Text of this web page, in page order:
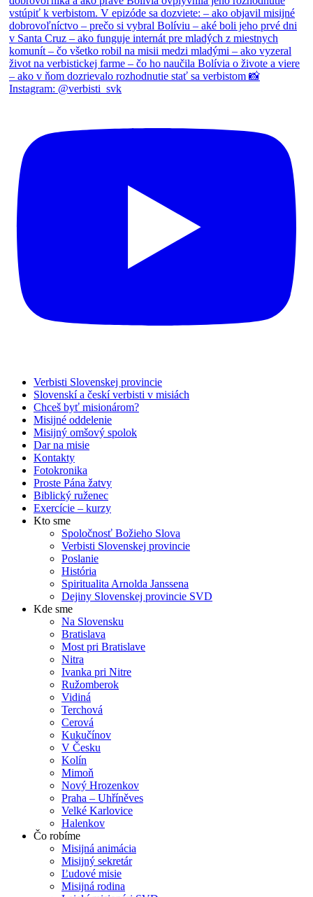
Verbisti Slovenskej provincie
Slovenskí a českí verbisti v misiách
Chceš byť misionárom?
Misijné oddelenie
Misijný omšový spolok
Dar na misie
Kontakty
Fotokronika
Proste Pána žatvy
Biblický ruženec
Exercície – kurzy
Kto sme
Spoločnosť Božieho Slova
Verbisti Slovenskej provincie
Poslanie
História
Spiritualita Arnolda Janssena
Dejiny Slovenskej provincie SVD
Kde sme
Na Slovensku
Bratislava
Most pri Bratislave
Nitra
Ivanka pri Nitre
Ružomberok
Vidiná
Terchová
Cerová
Kukučínov
V Česku
Kolín
Mimoň
Nový Hrozenkov
Praha – Uhříněves
Velké Karlovice
Halenkov
Čo robíme
Misijná animácia
Misijný sekretár
Ľudové misie
Misijná rodina